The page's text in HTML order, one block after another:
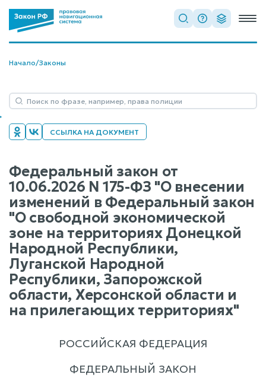
Начало/Законы
ССЫЛКА НА ДОКУМЕНТ
Федеральный закон от
10.06.2026 N 175-ФЗ "О внесении
изменений в Федеральный закон
"О свободной экономической
зоне на территориях Донецкой
Народной Республики,
Луганской Народной
Республики, Запорожской
области, Херсонской области и
на прилегающих территориях"
РОССИЙСКАЯ ФЕДЕРАЦИЯ
ФЕДЕРАЛЬНЫЙ ЗАКОН